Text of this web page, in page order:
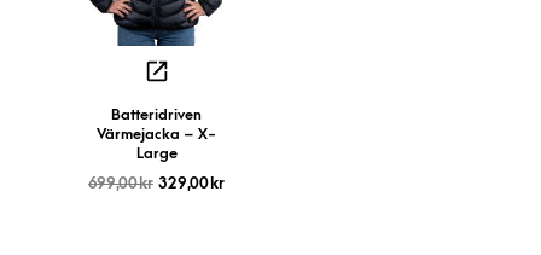
Batteridriven
Värmejacka – X-
Large
699,00kr 329,00 kr